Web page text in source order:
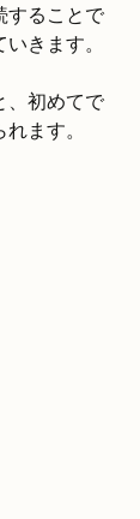
することで
きます。
、初めてで
ます。